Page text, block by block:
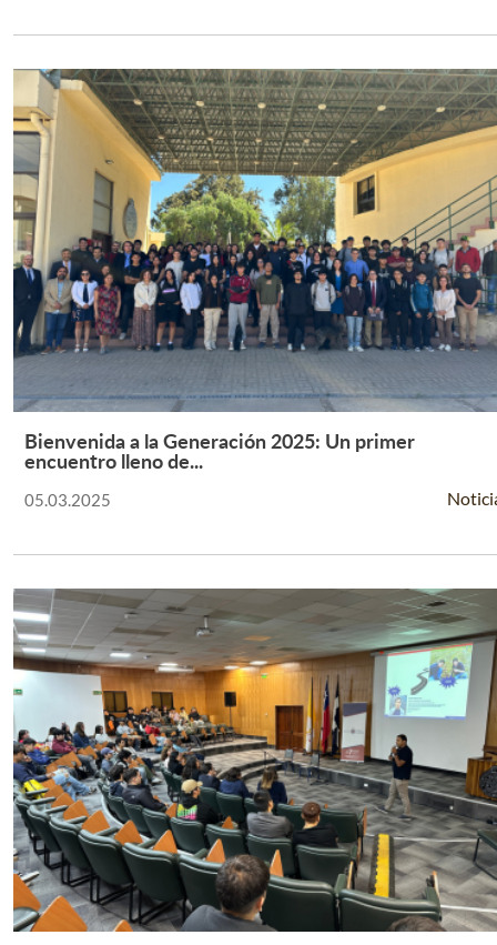
Leer Más +
Bienvenida a la Generación 2025: Un primer
encuentro lleno de...
05.03.2025